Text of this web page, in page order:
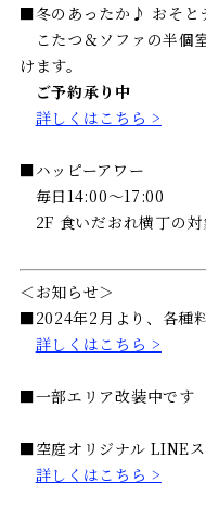
■冬のあったか♪ おそと
こたつ＆ソファの半個
けます。
ご予約承り中
詳しくはこちら >
■ハッピーアワー
毎日14:00〜17:00
2F 食いだおれ横丁の対
＜お知らせ＞
■2024年2月より、各種
詳しくはこちら >
■一部エリア改装中です
■空庭オリジナル LINE
詳しくはこちら >